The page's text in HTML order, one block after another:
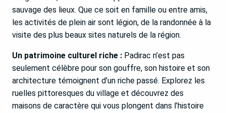
sauvage des lieux. Que ce soit en famille ou entre amis,
les activités de plein air sont légion, de la randonnée à la
visite des plus beaux sites naturels de la région.
Un patrimoine culturel riche : Padirac n’est pas
seulement célèbre pour son gouffre, son histoire et son
architecture témoignent d’un riche passé. Explorez les
ruelles pittoresques du village et découvrez des
maisons de caractère qui vous plongent dans l’histoire